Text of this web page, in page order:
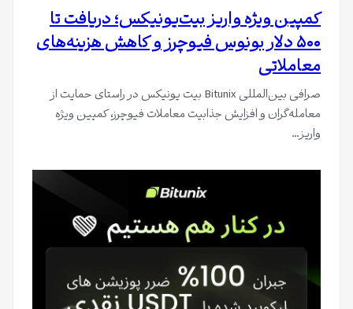
کمپین ویژه واریز بیت‌یونیکس؛ دریافت تا
۵۰۰ دلار بونوس فیوچرز و کاهش هزینه‌های
معاملاتی
صرافی بین‌المللی Bitunix بیت یونیکس در راستای حمایت از
معامله‌گران و افزایش جذابیت معاملات فیوچرز، کمپین ویژه
واریز…